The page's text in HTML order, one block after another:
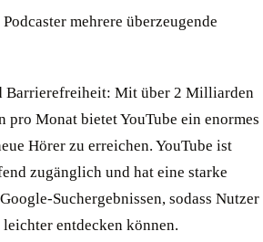
mehrere überzeugende
Barrierefreiheit: Mit über 2 Milliarden
pro Monat bietet YouTube ein enormes
Hörer zu erreichen. YouTube ist
zugänglich und hat eine starke
Suchergebnissen, sodass Nutzer
leichter entdecken können.